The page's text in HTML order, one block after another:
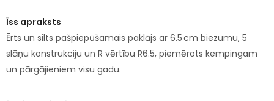
Īss apraksts
Ērts un silts pašpiepūšamais paklājs ar 6.5 cm biezumu, 5
slāņu konstrukciju un R vērtību R6.5, piemērots kempingam
un pārgājieniem visu gadu.